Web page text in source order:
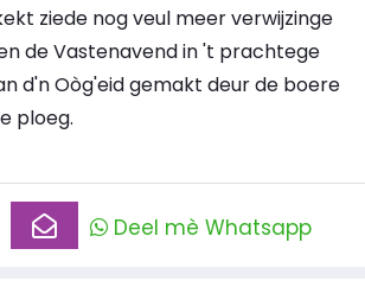
ziede nog veul meer verwijzinge
de Vastenavend in 't prachtege
d'n Oòg'eid gemakt deur de boere
ploeg.
Deel mè Whatsapp